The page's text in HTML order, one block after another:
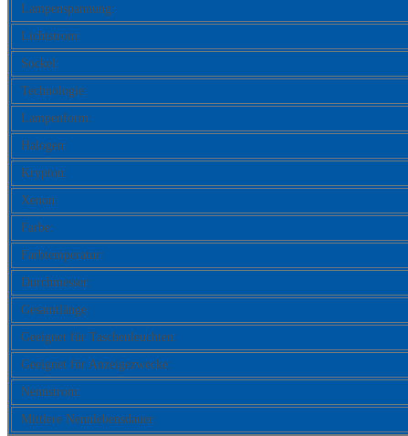
Lampenspannung:
Lichtstrom:
Sockel:
Technologie:
Lampenform:
Halogen:
Krypton:
Xenon:
Farbe:
Farbtemperatur:
Durchmesser:
Gesamtlänge:
Geeignet für Taschenleuchten:
Geeignet für Anzeigezwecke:
Nennstrom:
Mittlere Nennlebensdauer: